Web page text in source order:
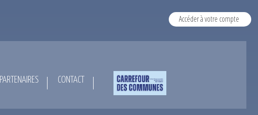
Accéder à votre compte
PARTENAIRES CONTACT